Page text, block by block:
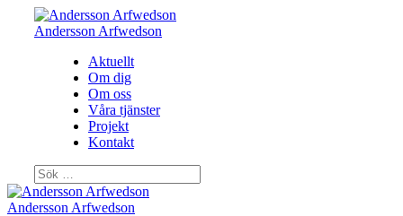
Hoppa
Andersson Arfwedson
Aktuellt
Om dig
Om oss
Våra tjänster
Projekt
Kontakt
Sök
efter:
Sök
Andersson Arfwedson